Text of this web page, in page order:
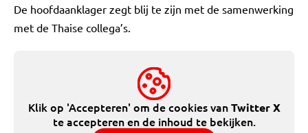
De hoofdaanklager zegt blij te zijn met de samenwerking
met de Thaise collega’s.
Klik op 'Accepteren' om de cookies vanTwitter X
te accepteren en de inhoud te bekijken.